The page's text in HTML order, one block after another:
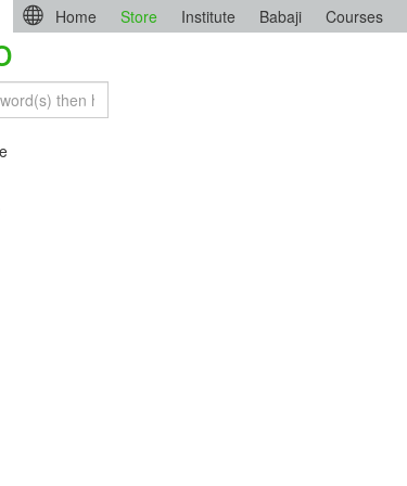
Home Store Institute Babaji Courses